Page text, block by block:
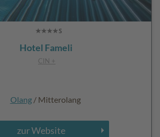
Hotel Fameli
CIN +
Olang/ Mitterolang
zur Website